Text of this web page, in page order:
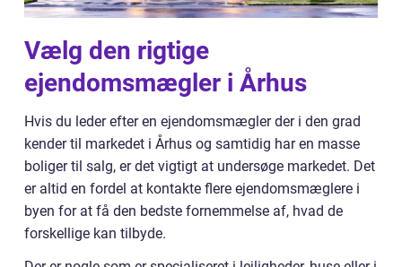
Vælg den rigtige
ejendomsmægler i Århus
Hvis du leder efter en ejendomsmægler der i den grad
kender til markedet i Århus og samtidig har en masse
boliger til salg, er det vigtigt at undersøge markedet. Det
er altid en fordel at kontakte flere ejendomsmæglere i
byen for at få den bedste fornemmelse af, hvad de
forskellige kan tilbyde.